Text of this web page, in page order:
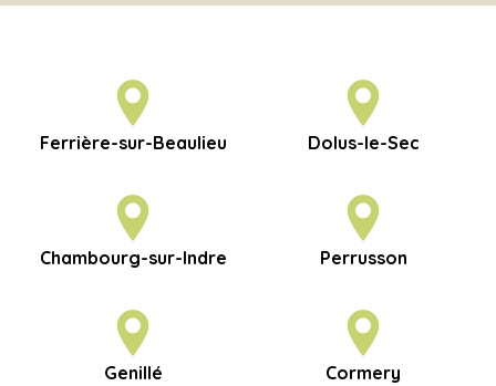
Ferrière-sur-Beaulieu Dolus-le-Sec
Chambourg-sur-Indre Perrusson
Genillé Cormery